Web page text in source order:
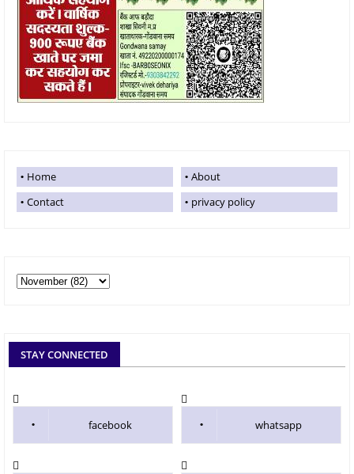
Home
About
Contact
privacy policy
STAY CONNECTED
facebook whatsapp